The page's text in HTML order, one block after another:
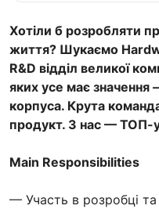
Хотіли б розробляти
життя? Шукаємо
R&D відділ великої
яких усе має значення
корпуса. Крута
продукт. З нас — ТОП-
Main Responsibilities
— Участь в розробці та